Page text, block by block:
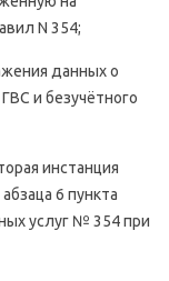
N 354;
данных о
и безучётного
инстанция
6 пункта
услуг № 354 при